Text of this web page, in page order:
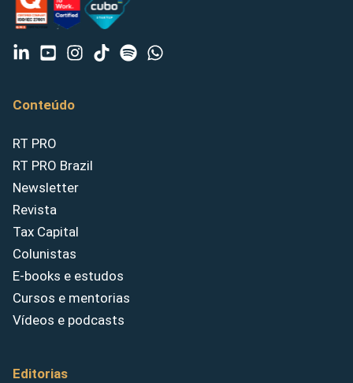
Conteúdo
RT PRO
RT PRO Brazil
Newsletter
Revista
Tax Capital
Colunistas
E-books e estudos
Cursos e mentorias
Vídeos e podcasts
Editorias